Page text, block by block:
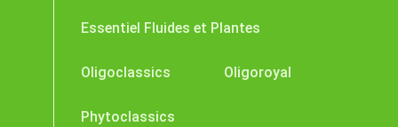
Essentiel Fluides et Plantes
Oligoclassics Oligoroyal
Phytoclassics